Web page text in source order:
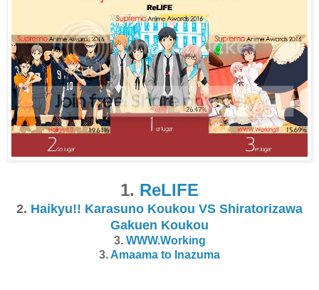
1. ReLIFE
2. Haikyu!! Karasuno Koukou VS Shiratorizawa
Gakuen Koukou
3. WWW.Working
3. Amaama to Inazuma